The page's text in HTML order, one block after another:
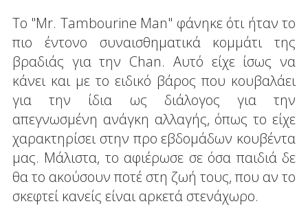
Το "Mr. Tambourine Man" φάνηκε ότι ήταν το
πιο έντονο συναισθηματικά κομμάτι της
βραδιάς για την Chan. Αυτό είχε ίσως να
κάνει και με το ειδικό βάρος που κουβαλάει
για την ίδια ως διάλογος για την
απεγνωσμένη ανάγκη αλλαγής, όπως το είχε
χαρακτηρίσει στην προ εβδομάδων κουβέντα
μας. Μάλιστα, το αφιέρωσε σε όσα παιδιά δε
θα το ακούσουν ποτέ στη ζωή τους, που αν το
σκεφτεί κανείς είναι αρκετά στενάχωρο.